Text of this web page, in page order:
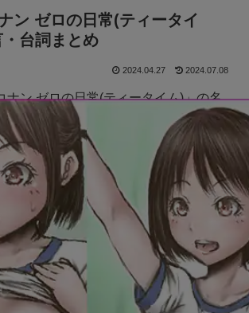
ン ゼロの日常(ティータイ
台詞まとめ
2024.04.27 2024.07.08
ナン ゼロの日常(ティータイム)」の名
ていきます。